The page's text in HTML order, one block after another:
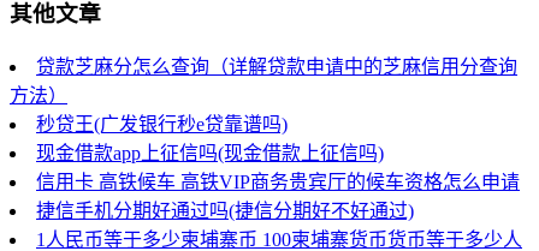
其他文章
贷款芝麻分怎么查询（详解贷款申请中的芝麻信用分查询
方法）
秒贷王(广发银行秒e贷靠谱吗)
现金借款app上征信吗(现金借款上征信吗)
信用卡 高铁候车 高铁VIP商务贵宾厅的候车资格怎么申请
捷信手机分期好通过吗(捷信分期好不好通过)
1人民币等于多少柬埔寨币 100柬埔寨货币货币等于多少人